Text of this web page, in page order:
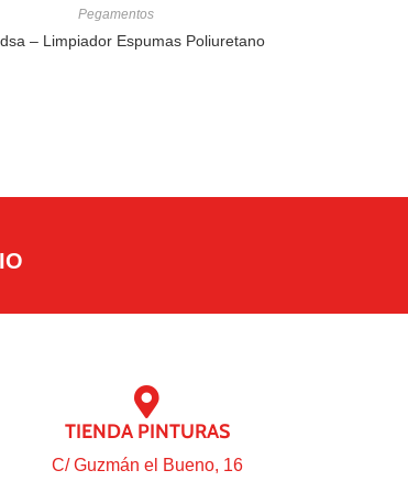
Pegamentos
– Limpiador Espumas Poliuretano
TIENDA PINTURAS
C/ Guzmán el Bueno, 16